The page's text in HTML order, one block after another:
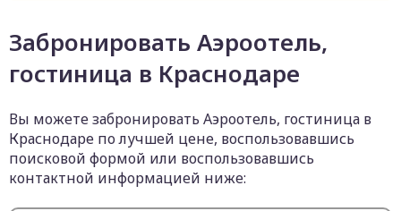
Забронировать Аэроотель,
гостиница в Краснодаре
Вы можете забронировать Аэроотель, гостиница в
Краснодаре по лучшей цене, воспользовавшись
поисковой формой или воспользовавшись
контактной информацией ниже: